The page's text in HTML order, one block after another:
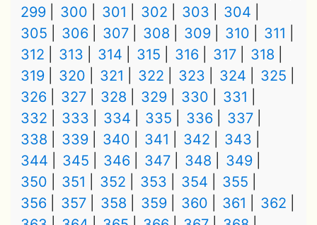
299
300 301 302 303
304
305
306 307 308 309 310
311
312
313 314 315 316 317
318
319
320 321 322 323 324
325
326
327 328 329 330
331
332
333 334 335 336
337
338
339 340 341 342
343
344
345 346 347 348
349
350
351 352 353 354
355
356
357 358 359 360 361
362